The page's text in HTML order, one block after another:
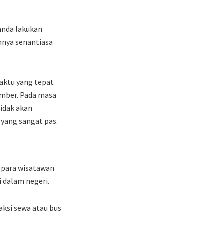
lakukan
senantiasa
yang tepat
Pada masa
akan
sangat pas.
wisatawan
negeri.
sewa atau bus